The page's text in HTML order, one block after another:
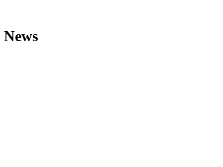
News